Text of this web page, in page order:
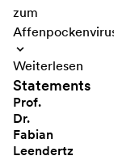
zum
Weiterlesen
Statements
Prof.
Dr.
Fabian
Leendertz